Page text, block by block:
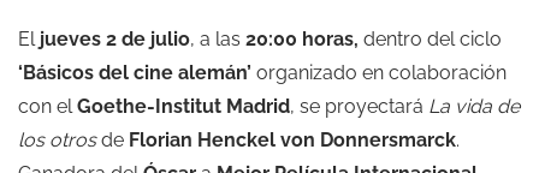
El jueves 2 de julio, a las 20:00 horas, dentro del ciclo
‘Básicos del cine alemán’ organizado en colaboración
con elGoethe-Institut Madrid, se proyectará La vida de
los otrosde Florian Henckel von Donnersmarck.